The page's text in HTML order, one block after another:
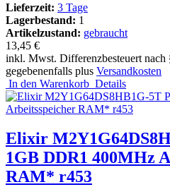
Lieferzeit: 3 Tage
Lagerbestand: 1
Artikelzustand: gebraucht
13,45 €
inkl. Mwst. Differenzbesteuert nach
gegebenenfalls plus Versandkosten
In den Warenkorb Details
Elixir
1GB DDR1 400MHz
RAM* r453